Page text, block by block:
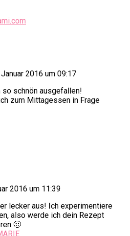
2016 um 09:17
schnön ausgefallen!
zum Mittagessen in Frage
2016 um 11:39
lecker aus! Ich experimentiere
also werde ich dein Rezept
🙂